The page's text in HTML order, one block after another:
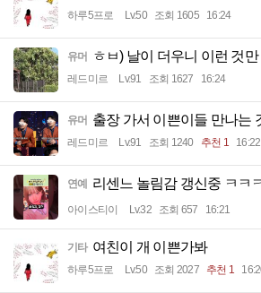
하루5프로 Lv.50 조회 1605 16:24
유머 ㅎㅂ) 날이 더우니 이런 것만
레드미르 Lv.91 조회 1627 16:24
유머 출장 가서 이쁜이들 만나는
레드미르 Lv.91 조회 1240 추천 1 16:22
연예 리센느 놀림감 갱신중 ㅋㅋ
아이스티이 Lv.32 조회 657 16:21
기타 여친이 개 이쁜가봐
하루5프로 Lv.50 조회 2027 추천 1